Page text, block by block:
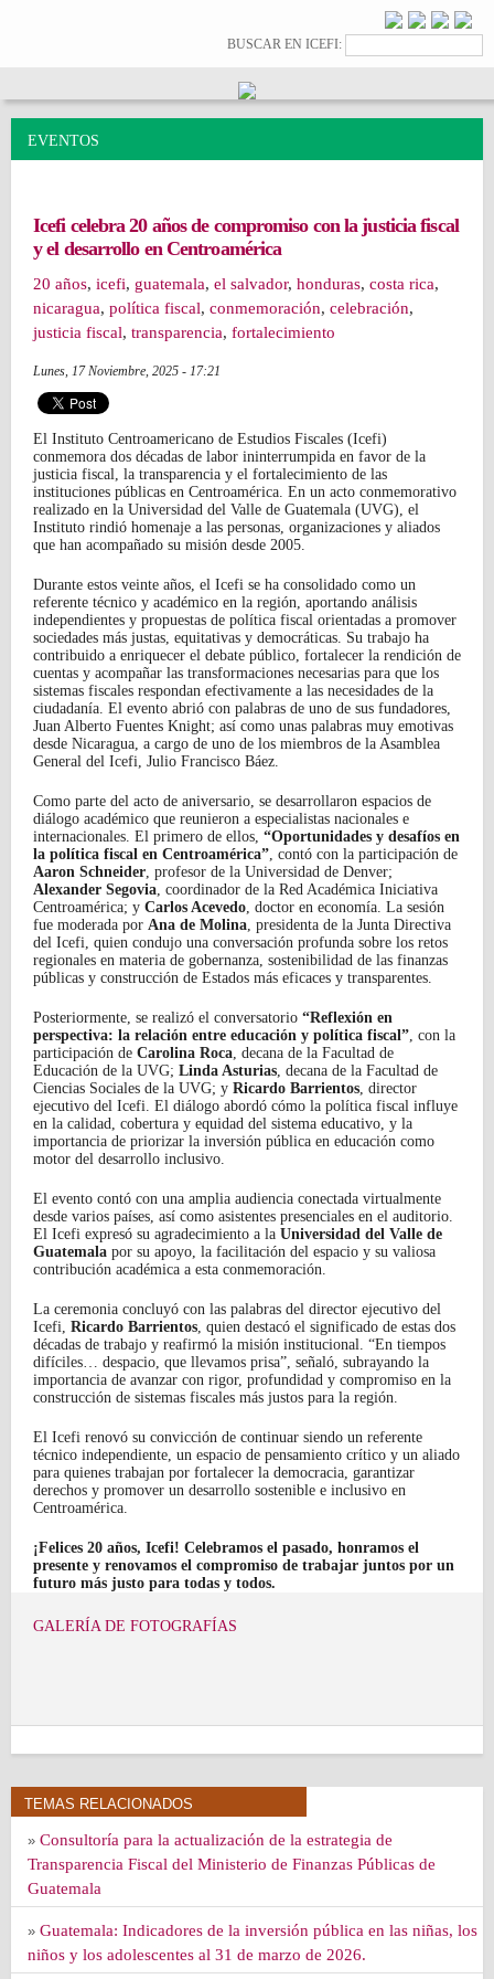
principalFormulario de
búsqueda
BUSCAR EN ICEFI:
EVENTOS
Icefi celebra 20 años de compromiso con la justicia fiscal
y el desarrollo en Centroamérica
20 años, icefi, guatemala, el salvador, honduras, costa rica,
nicaragua, política fiscal, conmemoración, celebración,
justicia fiscal, transparencia, fortalecimiento
Lunes, 17 Noviembre, 2025 - 17:21
El Instituto Centroamericano de Estudios Fiscales (Icefi)
conmemora dos décadas de labor ininterrumpida en favor de la
justicia fiscal, la transparencia y el fortalecimiento de las
instituciones públicas en Centroamérica. En un acto conmemorativo
realizado en la Universidad del Valle de Guatemala (UVG), el
Instituto rindió homenaje a las personas, organizaciones y aliados
que han acompañado su misión desde 2005.
Durante estos veinte años, el Icefi se ha consolidado como un
referente técnico y académico en la región, aportando análisis
independientes y propuestas de política fiscal orientadas a promover
sociedades más justas, equitativas y democráticas. Su trabajo ha
contribuido a enriquecer el debate público, fortalecer la rendición de
cuentas y acompañar las transformaciones necesarias para que los
sistemas fiscales respondan efectivamente a las necesidades de la
ciudadanía. El evento abrió con palabras de uno de sus fundadores,
Juan Alberto Fuentes Knight; así como unas palabras muy emotivas
desde Nicaragua, a cargo de uno de los miembros de la Asamblea
General del Icefi, Julio Francisco Báez.
Como parte del acto de aniversario, se desarrollaron espacios de
diálogo académico que reunieron a especialistas nacionales e
internacionales. El primero de ellos, “Oportunidades y desafíos en
la política fiscal en Centroamérica” , contó con la participación de
Aaron Schneider , profesor de la Universidad de Denver;
Alexander Segovia , coordinador de la Red Académica Iniciativa
Centroamérica; y Carlos Acevedo , doctor en economía. La sesión
fue moderada por Ana de Molina , presidenta de la Junta Directiva
del Icefi, quien condujo una conversación profunda sobre los retos
regionales en materia de gobernanza, sostenibilidad de las finanzas
públicas y construcción de Estados más eficaces y transparentes.
Posteriormente, se realizó el conversatorio “Reflexión en
perspectiva: la relación entre educación y política fiscal” , con la
participación de Carolina Roca , decana de la Facultad de
Educación de la UVG; Linda Asturias , decana de la Facultad de
Ciencias Sociales de la UVG; y Ricardo Barrientos , director
ejecutivo del Icefi. El diálogo abordó cómo la política fiscal influye
en la calidad, cobertura y equidad del sistema educativo, y la
importancia de priorizar la inversión pública en educación como
motor del desarrollo inclusivo.
El evento contó con una amplia audiencia conectada virtualmente
desde varios países, así como asistentes presenciales en el auditorio.
El Icefi expresó su agradecimiento a la Universidad del Valle de
Guatemala por su apoyo, la facilitación del espacio y su valiosa
contribución académica a esta conmemoración.
La ceremonia concluyó con las palabras del director ejecutivo del
Icefi, Ricardo Barrientos , quien destacó el significado de estas dos
décadas de trabajo y reafirmó la misión institucional. “En tiempos
difíciles… despacio, que llevamos prisa”, señaló, subrayando la
importancia de avanzar con rigor, profundidad y compromiso en la
construcción de sistemas fiscales más justos para la región.
El Icefi renovó su convicción de continuar siendo un referente
técnico independiente, un espacio de pensamiento crítico y un aliado
para quienes trabajan por fortalecer la democracia, garantizar
derechos y promover un desarrollo sostenible e inclusivo en
Centroamérica.
¡Felices 20 años, Icefi! Celebramos el pasado, honramos el
presente y renovamos el compromiso de trabajar juntos por un
futuro más justo para todas y todos.
GALERÍA DE FOTOGRAFÍAS
TEMAS RELACIONADOS
» Consultoría para la actualización de la estrategia de
Transparencia Fiscal del Ministerio de Finanzas Públicas de
Guatemala
» Guatemala: Indicadores de la inversión pública en las niñas, los
niños y los adolescentes al 31 de marzo de 2026.